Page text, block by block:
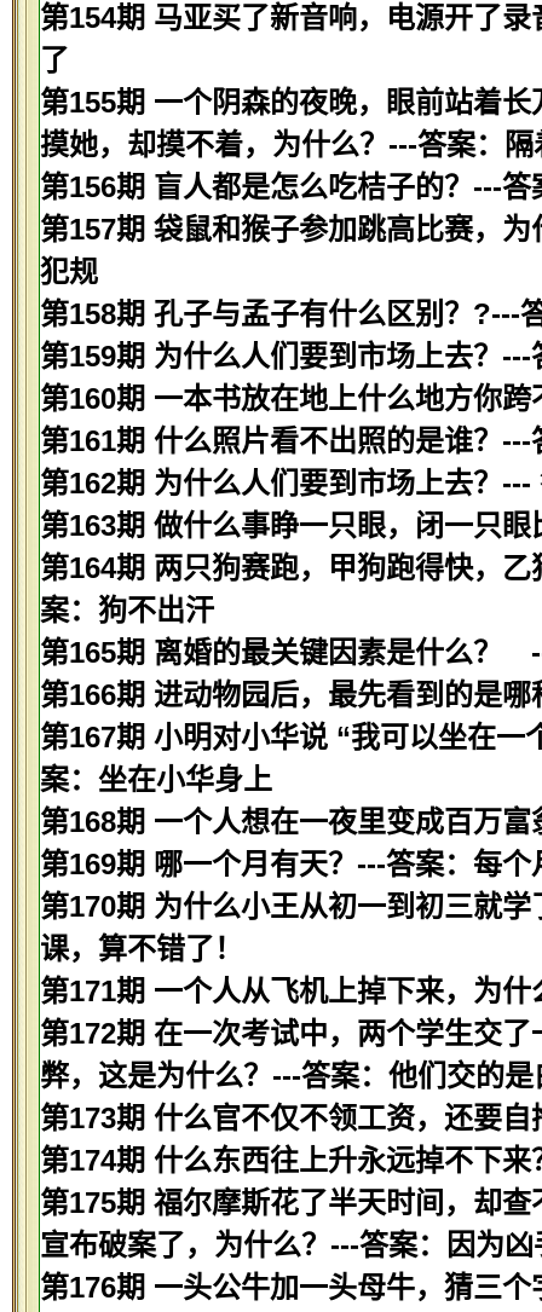
第154期 马亚买了新音响，电源开了
了
第155期 一个阴森的夜晚，眼前站着
摸她，却摸不着，为什么？---答案：隔
第156期 盲人都是怎么吃桔子的？---答
第157期 袋鼠和猴子参加跳高比赛，
犯规
第158期 孔子与孟子有什么区别？?---
第159期 为什么人们要到市场上去？
第160期 一本书放在地上什么地方你
第161期 什么照片看不出照的是谁？---
第162期 为什么人们要到市场上去？
第163期 做什么事睁一只眼，闭一只
第164期 两只狗赛跑，甲狗跑得快，
案：狗不出汗
第165期 离婚的最关键因素是什么？
第166期 进动物园后，最先看到的是
第167期 小明对小华说 “我可以坐在
案：坐在小华身上
第168期 一个人想在一夜里变成百万
第169期 哪一个月有天？---答案：每个
第170期 为什么小王从初一到初三就
课，算不错了！
第171期 一个人从飞机上掉下来，为
第172期 在一次考试中，两个学生交
弊，这是为什么？---答案：他们交的是
第173期 什么官不仅不领工资，还要
第174期 什么东西往上升永远掉不下
第175期 福尔摩斯花了半天时间，却
宣布破案了，为什么？---答案：因为凶
第176期 一头公牛加一头母牛，猜三